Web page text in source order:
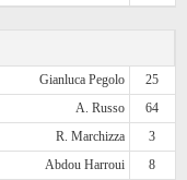
Gianluca Pegolo
25
A. Russo
64
R. Marchizza
3
Abdou Harroui
8